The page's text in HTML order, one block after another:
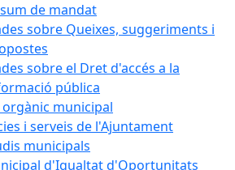
de mandat
sobre Queixes, suggeriments i
sobre el Dret d'accés a la
pública
municipal
i serveis de l'Ajuntament
municipals
d'Igualtat d'Oportunitats